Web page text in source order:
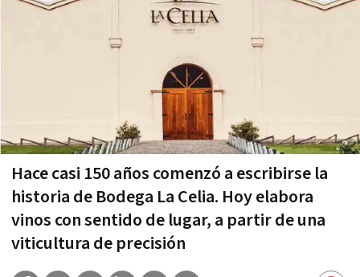
Hace casi 150 años comenzó a escribirse la
historia de Bodega La Celia. Hoy elabora
vinos con sentido de lugar, a partir de una
viticultura de precisión